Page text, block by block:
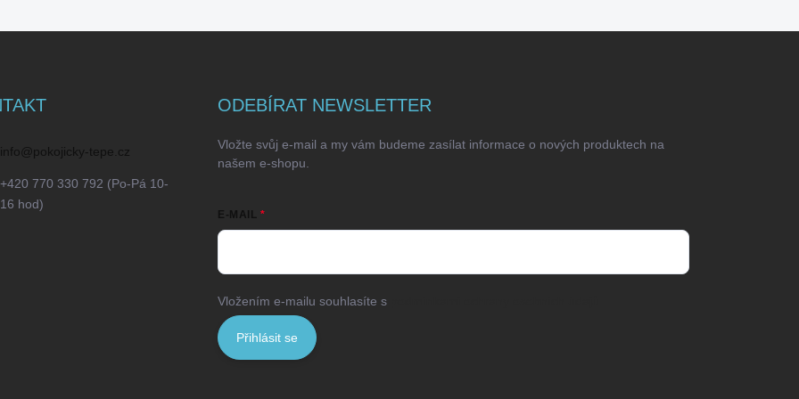
info @pokojicky-tepe.cz
+420 770 330 792 (Po-Pá 10-
16 hod)
ODEBÍRAT NEWSLETTER
Vložte svůj e-mail a my vám budeme zasílat informace o nových produktech na
našem e-shopu.
E-MAIL
Vložením e-mailu souhlasíte s
Přihlásit se